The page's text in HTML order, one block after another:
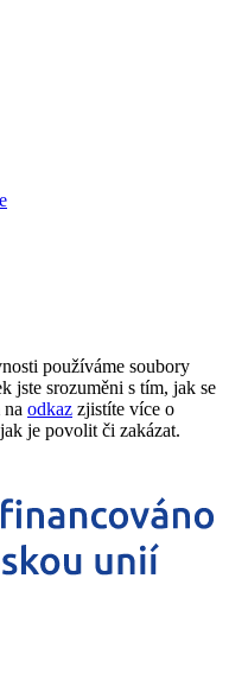
používáme soubory
jste srozuměni s tím, jak se
odkaz zjistíte více o
je povolit či zakázat.